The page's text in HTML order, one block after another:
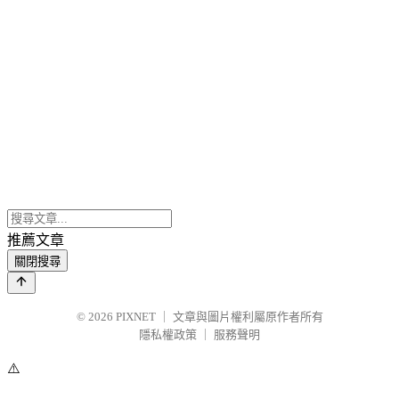
推薦文章
關閉搜尋
© 2026 PIXNET
文章與圖片權利屬原作者所有
隱私權政策
服務聲明
⚠️